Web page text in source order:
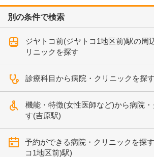
別の条件で検索
ジヤトコ前(ジヤトコ1地区前)駅の周
リニックを探す
診療科目から病院・クリニックを探
機能・特徴(女性医師など)から病院
す(吉原駅)
予約ができる病院・クリニックを探
コ1地区前)駅)